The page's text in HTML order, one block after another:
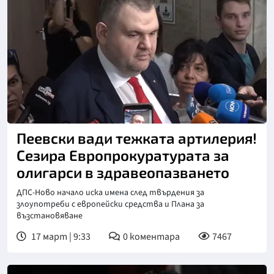
Пеевски вади тежката артилерия!
Сезира Европрокуратурата за
олигарси в здравеопазването
ДПС-Ново начало иска имена след твърдения за
злоупотреби с европейски средства и Плана за
възстановяване
17 март | 9:33 0коментара 7467